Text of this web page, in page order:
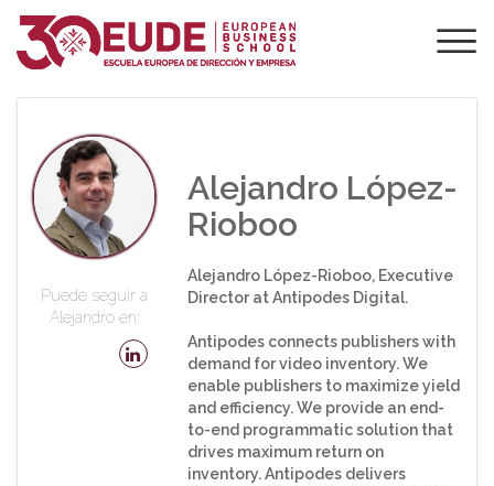
PROFESORADO DE
EUDE
Puede seguir a
Alejandro en:
Alejandro López-
Rioboo
Alejandro López-Rioboo, Executive
Director at Antipodes Digital.
Antipodes connects publishers with
demand for video inventory. We
enable publishers to maximize yield
and efficiency. We provide an end-
to-end programmatic solution that
drives maximum return on
inventory. Antipodes delivers